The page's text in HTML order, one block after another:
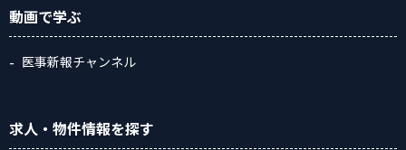
動画で学ぶ
医事新報チャンネル
求人・物件情報を探す